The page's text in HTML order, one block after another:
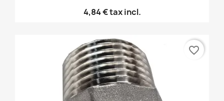
4,84 €tax incl.
favorite_border